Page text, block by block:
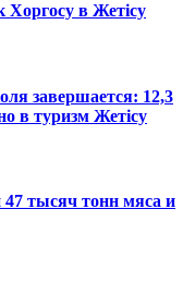
Хоргосу в Жетісу
завершается: 12,3
в туризм Жетісу
47 тысяч тонн мяса и